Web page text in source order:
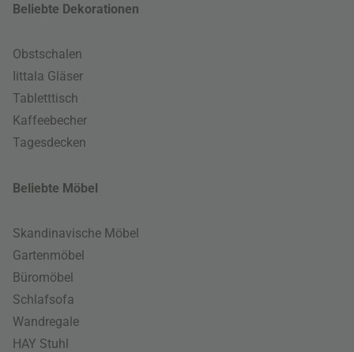
Beliebte Dekorationen
Obstschalen
Iittala Gläser
Tabletttisch
Kaffeebecher
Tagesdecken
Beliebte Möbel
Skandinavische Möbel
Gartenmöbel
Büromöbel
Schlafsofa
Wandregale
HAY Stuhl